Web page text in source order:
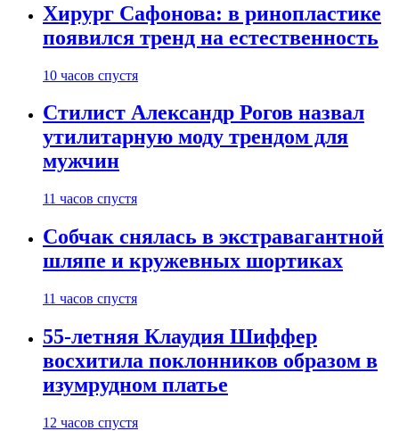
Хирург Сафонова: в ринопластике
появился тренд на естественность
10 часов спустя
Стилист Александр Рогов назвал
утилитарную моду трендом для
мужчин
11 часов спустя
Собчак снялась в экстравагантной
шляпе и кружевных шортиках
11 часов спустя
55-летняя Клаудия Шиффер
восхитила поклонников образом в
изумрудном платье
12 часов спустя